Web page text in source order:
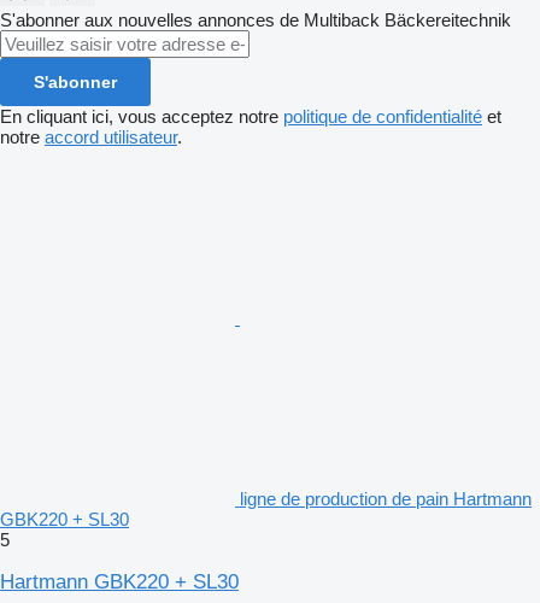
S'abonner aux nouvelles annonces de Multiback Bäckereitechnik
S'abonner
En cliquant ici, vous acceptez notre politique de confidentialité et
notre accord utilisateur.
ligne de production de pain Hartmann
GBK220 + SL30
5
Hartmann GBK220 + SL30